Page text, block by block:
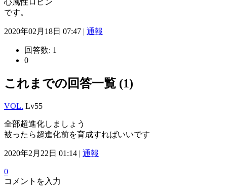
です。
2020年02月18日 07:47 | 通報
回答数: 1
0
これまでの回答一覧 (1)
VOL. Lv55
全部超進化しましょう
被ったら超進化前を育成すればいいです
2020年2月22日 01:14 | 通報
0
コメントを入力